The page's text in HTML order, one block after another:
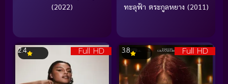
(2022)
ทะลุฟ้า ตระกูลหยาง (2011)
Full HD
2.4 Full HD
3.8